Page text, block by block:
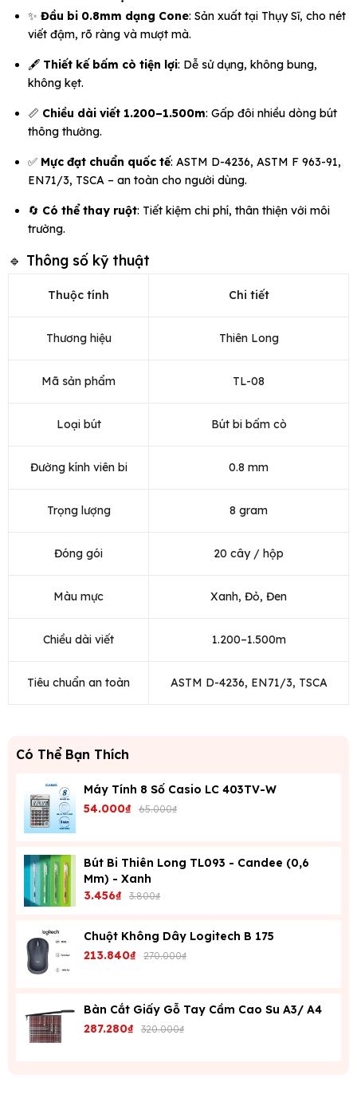
✨ Đầu bi 0.8mm dạng Cone: Sản xuất tại Thụy Sĩ, cho nét
viết đậm, rõ ràng và mượt mà.
🖋️ Thiết kế bấm cò tiện lợi: Dễ sử dụng, không bung,
không kẹt.
📏 Chiều dài viết 1.200–1.500m: Gấp đôi nhiều dòng bút
thông thường.
✅ Mực đạt chuẩn quốc tế: ASTM D-4236, ASTM F 963-91,
EN71/3, TSCA – an toàn cho người dùng.
🔄 Có thể thay ruột: Tiết kiệm chi phí, thân thiện với môi
trường.
🔹 Thông số kỹ thuật
Thuộc tính Chi tiết
Thương hiệu Thiên Long
Mã sản phẩm TL-08
Loại bút Bút bi bấm cò
Đường kính viên bi 0.8 mm
Trọng lượng 8 gram
Đóng gói 20 cây / hộp
Màu mực Xanh, Đỏ, Đen
Chiều dài viết 1.200–1.500m
Tiêu chuẩn an toàn ASTM D-4236, EN71/3, TSCA
Có Thể Bạn Thích
Máy Tính 8 Số Casio LC 403TV-W
54.000₫ 65.000₫
Bút Bi Thiên Long TL093 - Candee (0,6
Mm) - Xanh
3.456₫ 3.800₫
Chuột Không Dây Logitech B 175
213.840₫ 270.000₫
Bàn Cắt Giấy Gỗ Tay Cầm Cao Su A3/ A4
287.280₫ 320.000₫